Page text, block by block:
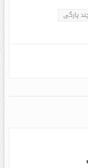
پارگی